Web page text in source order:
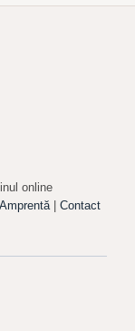
online
Amprentă | Contact